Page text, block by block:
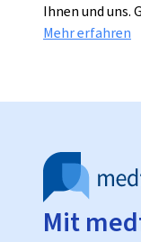
Ihnen und uns.
Mehr erfahren
Mit